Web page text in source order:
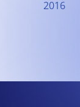
2016